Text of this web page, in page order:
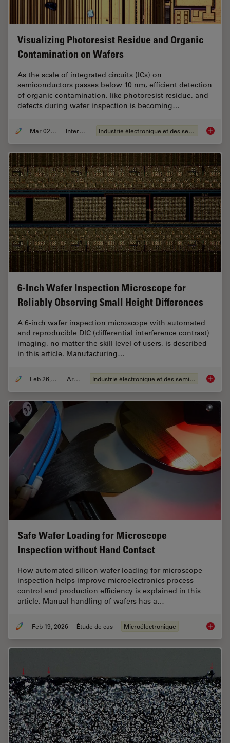
Visualizing Photoresist Residue and Organic
Contamination on Wafers
As the scale of integrated circuits (ICs) on
semiconductors passes below 10 nm, efficient detection
of organic contamination, like photoresist residue, and
defects during wafer inspection is becoming…
Mar 02, 2026 Interviews Industrie électronique et des semi-conducteurs
6-Inch Wafer Inspection Microscope for
Reliably Observing Small Height Differences
A 6-inch wafer inspection microscope with automated
and reproducible DIC (differential interference contrast)
imaging, no matter the skill level of users, is described
in this article. Manufacturing…
Feb 26, 2026 Article Industrie électronique et des semi-conducteurs 6-Inch
Safe Wafer Loading for Microscope
Inspection without Hand Contact
How automated silicon wafer loading for microscope
inspection helps improve microelectronics process
control and production efficiency is explained in this
article. Manual handling of wafers has a…
Feb 19, 2026 Étude de cas Microélectronique Safe